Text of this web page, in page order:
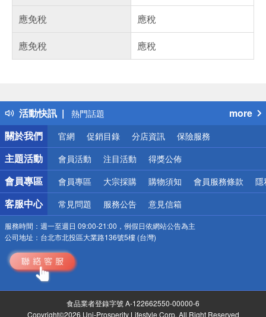
應免稅
應稅
應免稅
應稅
活動快訊
得獎公告
熱門話題
銀行優惠
偏遠地區配送
詐騙網頁！請小心！
more
關於我們
官網 促銷目錄 分店資訊 保險服務
主題活動 會員活動 注目活動 得獎公佈
會員專區 會員專區 大宗採購 購物須知 會員服務條款 隱
客服中心 常見問題 服務公告 意見信箱
服務時間： 週一至週日 09:00-21:00，例假日依網站公告為主
公司地址： 台北市北投區大業路136號5樓 (台灣)
食品業者登錄字號 A-122662550-00000-6
Copyright©2026 Uni-Prosperity Lifestyle Corp. All Right Reserved